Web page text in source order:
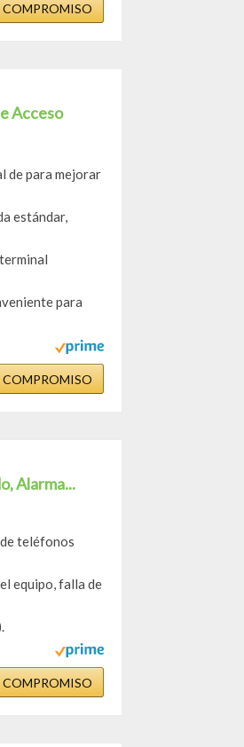
COMPROMISO
Acceso
de para mejorar
estándar,
para
COMPROMISO
Alarma...
teléfonos
equipo, falla de
COMPROMISO